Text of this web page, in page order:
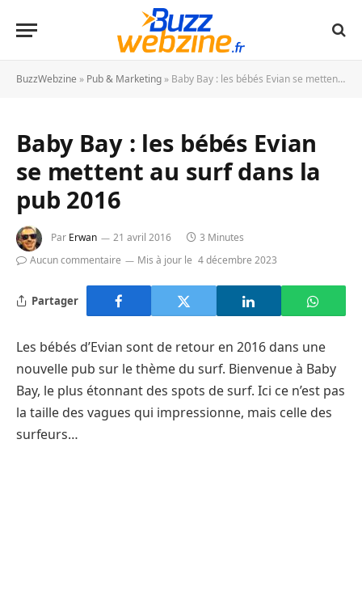
BuzzWebzine » Pub & Marketing » Baby Bay : les bébés Evian se mettent au surf dans la pub 2016
Baby Bay : les bébés Evian
se mettent au surf dans la
pub 2016
Par Erwan 21 avril 2016
3 Minutes
Aucun commentaire
Mis à jour le 4 décembre 2023
Partager
Les bébés d’Evian sont de retour en 2016 dans une
nouvelle pub sur le thème du surf. Bienvenue à Baby
Bay, le plus étonnant des spots de surf. Ici ce n’est pas
la taille des vagues qui impressionne, mais celle des
surfeurs…